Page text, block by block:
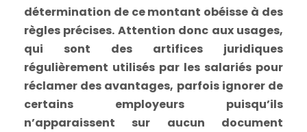
détermination de ce montant obéisse à des
règles précises. Attention donc aux usages,
qui sont des artifices juridiques
régulièrement utilisés par les salariés pour
réclamer des avantages, parfois ignorer de
certains employeurs puisqu’ils
n’apparaissent sur aucun document